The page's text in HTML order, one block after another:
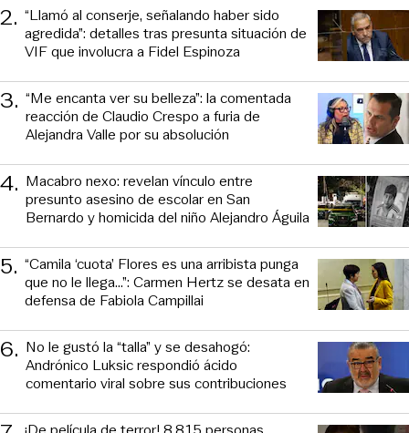
2. “Llamó al conserje, señalando haber sido
agredida”: detalles tras presunta situación de
VIF que involucra a Fidel Espinoza
3. “Me encanta ver su belleza”: la comentada
reacción de Claudio Crespo a furia de
Alejandra Valle por su absolución
4. Macabro nexo: revelan vínculo entre
presunto asesino de escolar en San
Bernardo y homicida del niño Alejandro Águila
5. “Camila ‘cuota’ Flores es una arribista punga
que no le llega...”: Carmen Hertz se desata en
defensa de Fabiola Campillai
6. No le gustó la “talla” y se desahogó:
Andrónico Luksic respondió ácido
comentario viral sobre sus contribuciones